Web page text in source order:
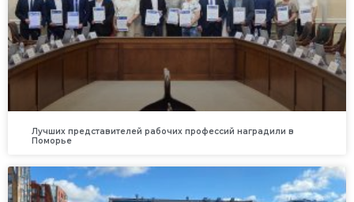
Лучших представителей рабочих профессий наградили в
Поморье